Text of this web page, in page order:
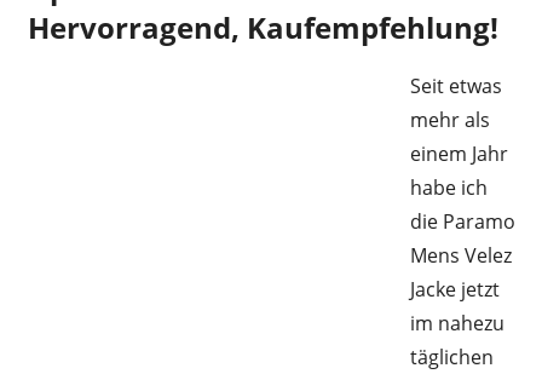
Hervorragend, Kaufempfehlung!
Seit etwas
mehr als
einem Jahr
habe ich
die Paramo
Mens Velez
Jacke jetzt
im nahezu
täglichen